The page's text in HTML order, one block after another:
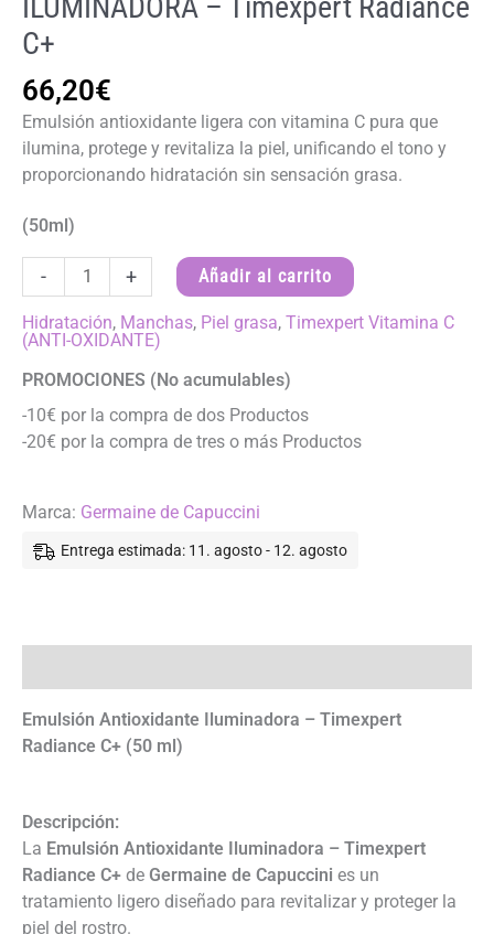
ILUMINADORA – Timexpert Radiance
C+
66,20€
Emulsión antioxidante ligera con vitamina C pura que
ilumina, protege y revitaliza la piel, unificando el tono y
proporcionando hidratación sin sensación grasa.
(50ml)
-
EMULSION
ANTIOXIDANTE
ILUMINADORA
-
Timexpert
C+
cantidad
+ Añadir al carrito
Hidratación, Manchas, Piel grasa, Timexpert Vitamina C
(ANTI-OXIDANTE)
PROMOCIONES (No acumulables)
-10€ por la compra de dos Productos
-20€ por la compra de tres o más Productos
Marca: Germaine de Capuccini
Entrega estimada: 11. agosto - 12. agosto
Emulsión Antioxidante Iluminadora – Timexpert
Radiance C+ (50 ml)
Descripción:
La Emulsión Antioxidante Iluminadora – Timexpert
Radiance C+ de Germaine de Capuccini es un
tratamiento ligero diseñado para revitalizar y proteger la
piel del rostro.